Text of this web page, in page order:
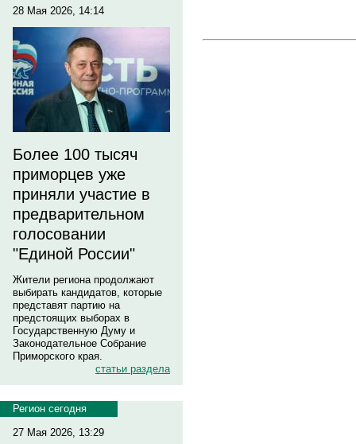
28 Мая 2026, 14:14
Более 100 тысяч
приморцев уже
приняли участие в
предварительном
голосовании
"Единой России"
Жители региона продолжают
выбирать кандидатов, которые
представят партию на
предстоящих выборах в
Государственную Думу и
Законодательное Собрание
Приморского края.
статьи раздела
Регион сегодня
27 Мая 2026, 13:29